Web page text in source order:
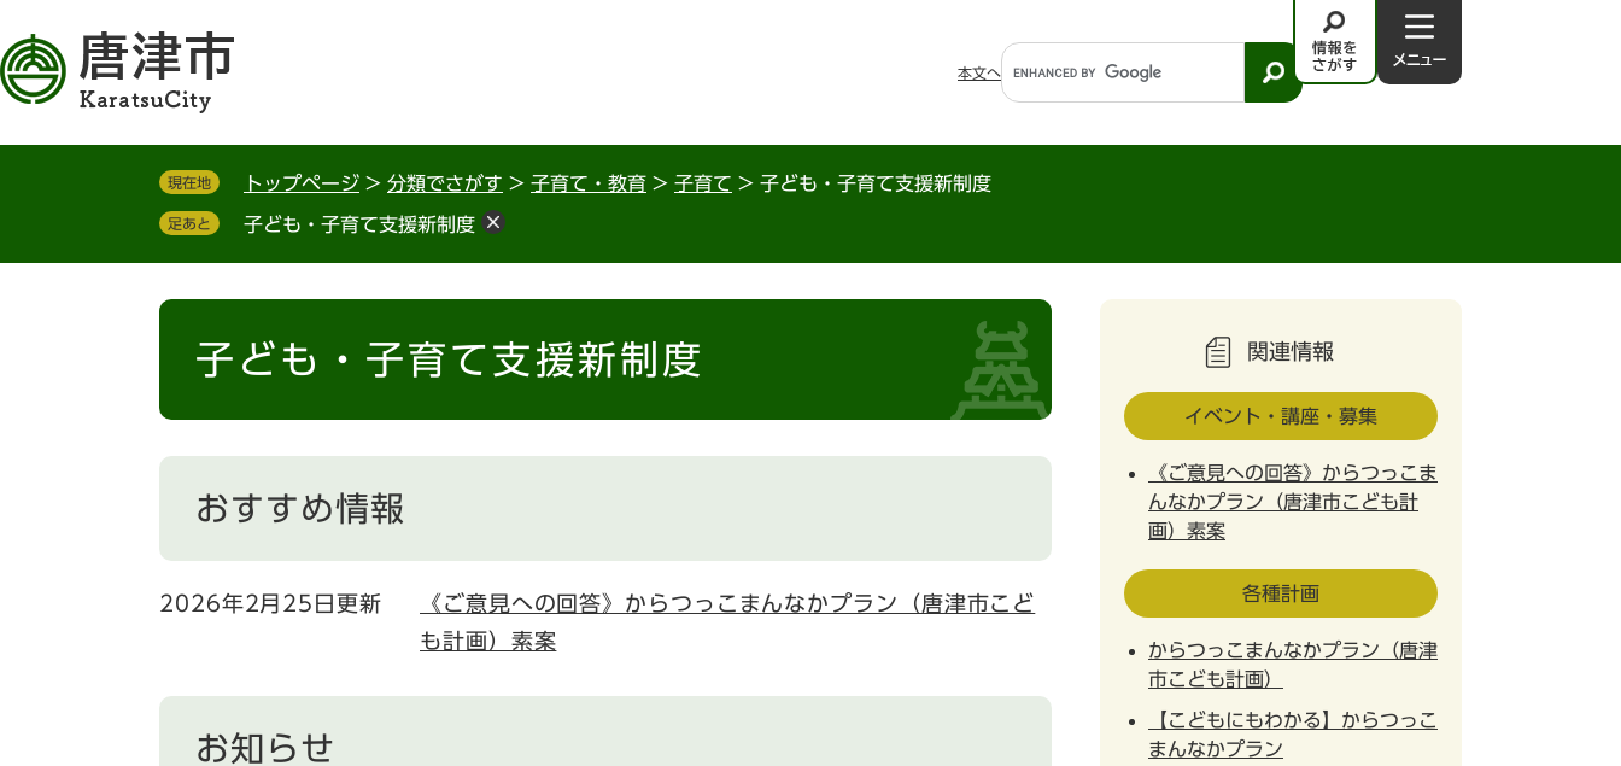
ー
ジ
の
ニ
ュ
ー
情
報
さ
メ
ニ
－
本文へ
G
o
g
ス
ム
検
索
現在地 トップページ > 分類でさがす > 子育て・教育 > 子育て > 子ども・子育て支援新制度
足あと 子ども・子育て支援新制度
本
子ども・子育て支援新制度
おすすめ情報
2026年2月25日更新
《ご意見への回答》からつっこまんなかプラン（唐津市こど
も計画）素案
お知らせ
関連情報
イベント・講座・募集
《ご意見への回答》からつっこま
んなかプラン（唐津市こども計
画）素案
各種計画
からつっこまんなかプラン（唐津
市こども計画）
【こどもにもわかる】からつっこ
まんなかプラン